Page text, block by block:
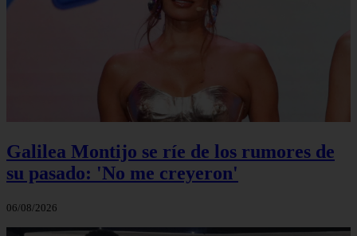
Galilea Montijo se ríe de los rumores de
su pasado: 'No me creyeron'
06/08/2026